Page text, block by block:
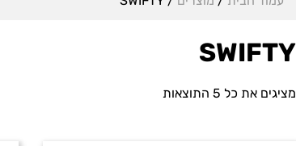
SWIFTY
מציגים את כל ⁦5⁩ התוצאות